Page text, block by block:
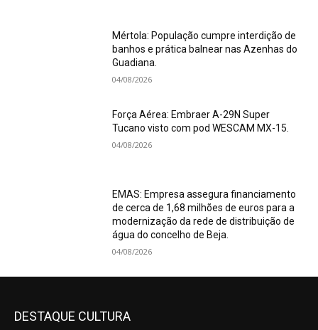
Mértola: População cumpre interdição de
banhos e prática balnear nas Azenhas do
Guadiana.
04/08/2026
Força Aérea: Embraer A-29N Super
Tucano visto com pod WESCAM MX-15.
04/08/2026
EMAS: Empresa assegura financiamento
de cerca de 1,68 milhões de euros para a
modernização da rede de distribuição de
água do concelho de Beja.
04/08/2026
DESTAQUE CULTURA